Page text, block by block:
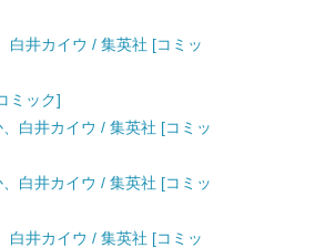
白井カイウ / 集英社 [コミッ
ミック]
白井カイウ / 集英社 [コミッ
白井カイウ / 集英社 [コミッ
白井カイウ / 集英社 [コミッ